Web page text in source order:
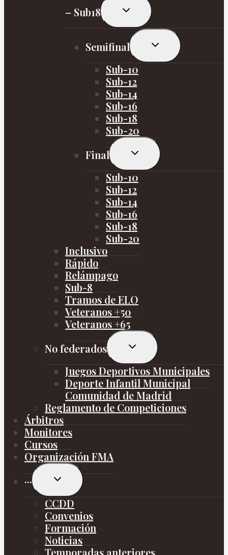
– Sub18
Alternar
Semifinal
Alternar
Sub-10
Sub-12
Sub-14
Sub-16
Sub-18
Sub-20
Final
Alternar
Sub-10
Sub-12
Sub-14
Sub-16
Sub-18
Sub-20
Inclusivo
Rápido
Relámpago
Sub-8
Tramos de ELO
Veteranos +50
Veteranos +65
No federados
Alternar
Juegos Deportivos Municipales
Deporte Infantil Municipal
Comunidad de Madrid
Reglamento de Competiciones
Árbitros
Monitores
Cursos
Organización FMA
···
Alternar
CCDD
Convenios
Formación
Noticias